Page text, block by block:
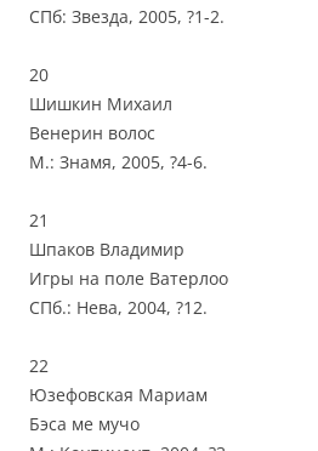
СПб: Звезда, 2005, ?1-2.
20
Шишкин Михаил
Венерин волос
М.: Знамя, 2005, ?4-6.
21
Шпаков Владимир
Игры на поле Ватерлоо
СПб.: Нева, 2004, ?12.
22
Юзефовская Мариам
Бэса ме мучо